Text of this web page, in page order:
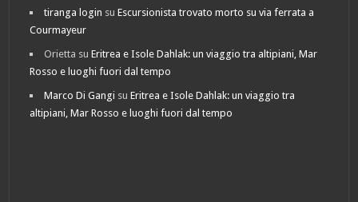
tiranga login suEscursionista trovato morto su via ferrata a
Courmayeur
Orietta suEritrea e Isole Dahlak: un viaggio tra altipiani, Mar
Rosso e luoghi fuori dal tempo
Marco Di Gangi suEritrea e Isole Dahlak: un viaggio tra
altipiani, Mar Rosso e luoghi fuori dal tempo